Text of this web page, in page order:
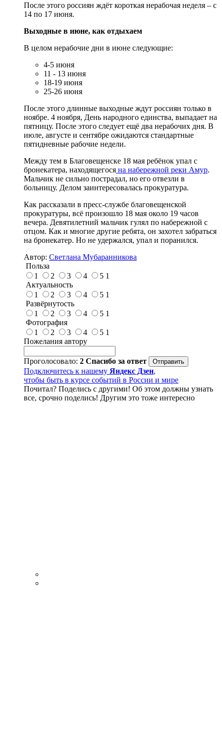
После этого россиян ждёт короткая нерабочая неделя – с
14 по 17 июня.
Выходные в июне, как отдыхаем
В целом нерабочие дни в июне следующие:
4-5 июня
11 - 13 июня
18-19 июня
25-26 июня
После этого длинные выходные ждут россиян только в
ноябре. 4 ноября, День народного единства, выпадает на
пятницу. После этого следует ещё два нерабочих дня. В
июле, августе и сентябре ожидаются стандартные
пятидневные рабочие недели.
Между тем в Благовещенске 18 мая ребёнок упал с
бронекатера, находящегося на набережной реки Амур.
Мальчик не сильно пострадал, но его отвезли в
больницу. Делом заинтересовалась прокуратура.
Как рассказали в пресс-службе благовещенской
прокуратуры, всё произошло 18 мая около 19 часов
вечера. Девятилетний мальчик гулял по набережной с
отцом. Как и многие другие ребята, он захотел забраться
на бронекатер. Но не удержался, упал и поранился.
Автор: Светлана Мубаранникова
Польза
1
2 3 4 5 1
Актуальность
1
2 3 4 5 1
Развёрнутость
1
2 3 4 5 1
Фотография
1
2 3 4 5 1
Пожелания автору
Проголосовало: 2 Спасибо за ответ
Подключитесь к нашему Яндекс Дзен,
чтобы быть в курсе событий в России и мире
Почитал? Поделись с другими! Об этом должны узнать
все, срочно поделись! Другим это тоже интересно